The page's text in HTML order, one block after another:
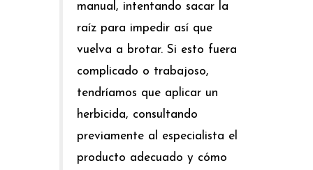
manual, intentando sacar la
raíz para impedir así que
vuelva a brotar. Si esto fuera
complicado o trabajoso,
tendríamos que aplicar un
herbicida, consultando
previamente al especialista el
producto adecuado y cómo